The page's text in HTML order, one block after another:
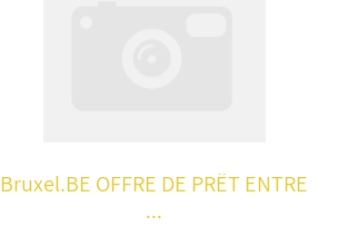
Bruxel.BE OFFRE DE PRËT ENTRE
...